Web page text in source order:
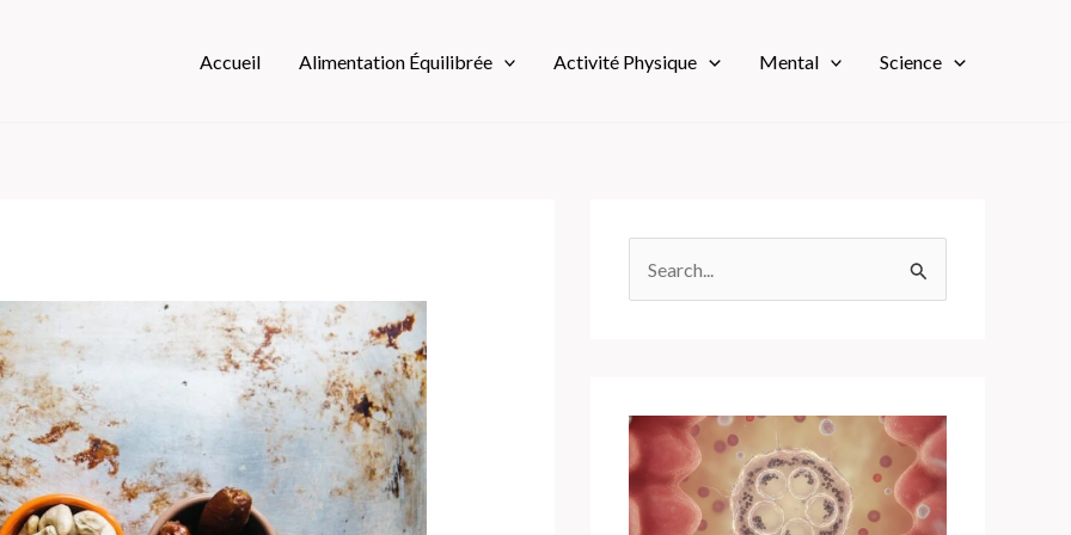
Accueil Alimentation Équilibrée Activité Physique Mental Science
r
c